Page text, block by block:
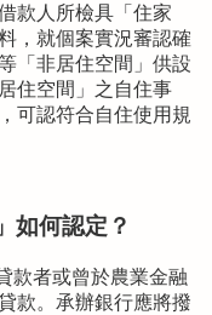
款人所檢具「住家
，就個案實況審認確
「非居住空間」供設
住空間」之自住事
可認符合自住使用規
如何認定？
款者或曾於農業金融
款。承辦銀行應將撥